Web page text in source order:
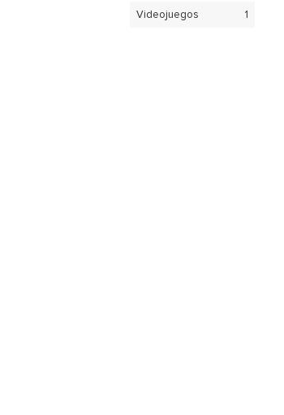
Videojuegos 1